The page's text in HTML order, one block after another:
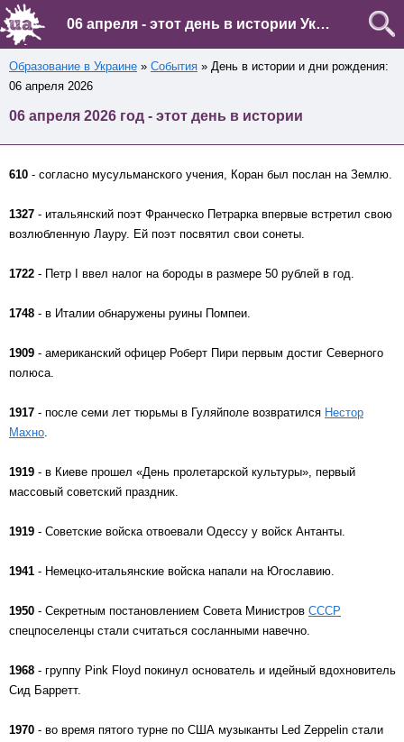
06 апреля - этот день в истории Украины и мира
Образование в Украине » События » День в истории и дни рождения:
06 апреля 2026
06 апреля 2026 год - этот день в истории
610 - согласно мусульманского учения, Коран был послан на Землю.
1327 - итальянский поэт Франческо Петрарка впервые встретил свою
возлюбленную Лауру. Ей поэт посвятил свои сонеты.
1722 - Петр I ввел налог на бороды в размере 50 рублей в год.
1748 - в Италии обнаружены руины Помпеи.
1909 - американский офицер Роберт Пири первым достиг Северного
полюса.
1917 - после семи лет тюрьмы в Гуляйполе возвратился Нестор
Махно.
1919 - в Киеве прошел «День пролетарской культуры», первый
массовый советский праздник.
1919 - Советские войска отвоевали Одессу у войск Антанты.
1941 - Немецко-итальянские войска напали на Югославию.
1950 - Секретным постановлением Совета Министров СССР
спецпоселенцы стали считаться сосланными навечно.
1968 - группу Pink Floyd покинул основатель и идейный вдохновитель
Сид Барретт.
1970 - во время пятого турне по США музыканты Led Zeppelin стали